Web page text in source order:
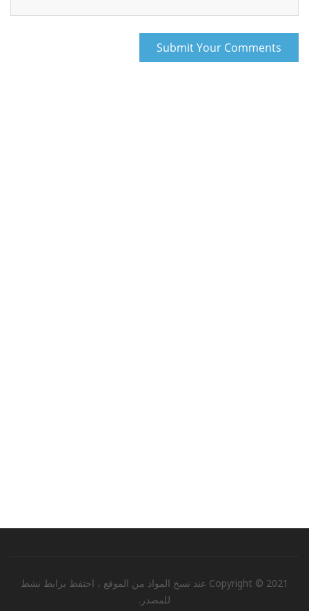
Copyright © 2021 عند نسخ المواد من الموقع ، احتفظ برابط نشط
للمصدر.